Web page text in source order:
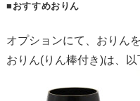
■おすすめおりん
オプションにて、おりん
おりん(りん棒付き)は、以